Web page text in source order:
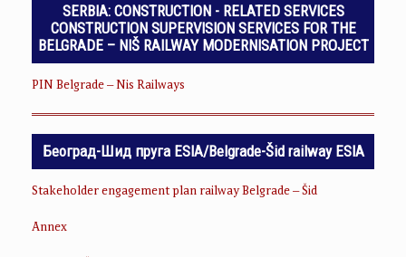
SERBIA: CONSTRUCTION - RELATED SERVICES
CONSTRUCTION SUPERVISION SERVICES FOR THE
BELGRADE – NIŠ RAILWAY MODERNISATION PROJECT
PIN Belgrade – Nis Railways
Београд-Шид пруга ESIA/Belgrade-Šid railway ESIA
Stakeholder engagement plan railway Belgrade – Šid
Annex